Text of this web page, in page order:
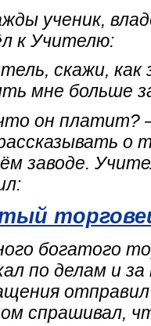
ученик,
к Учителю:
скажи, как
мне больше
он платит?
о
заводе.
богатого
по делам и за
спрашивал,